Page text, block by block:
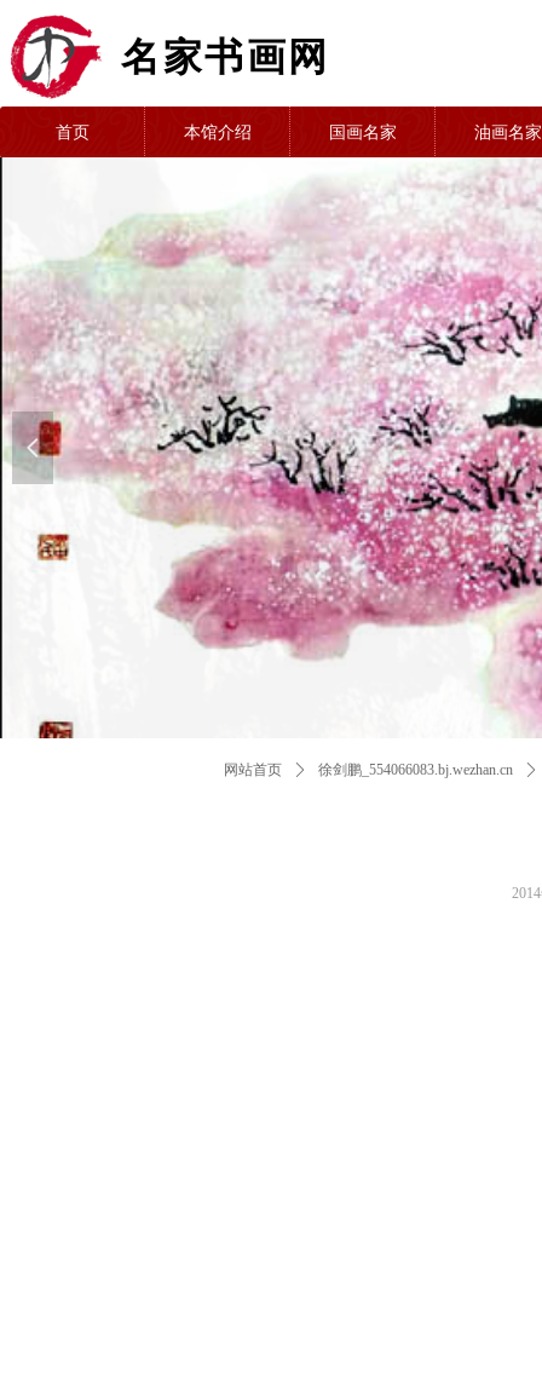
名家书画网
首页 本馆介绍 国画名家 油画名家
넳
网站首页 ꄲ 徐剑鹏_554066083.bj.wezhan.cn ꄲ